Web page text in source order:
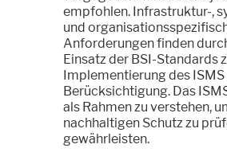
empfohlen. Infrastruktur-,
und
Anforderungen finden
Einsatz der BSI-Standards
Implementierung des
Berücksichtigung. Das
als Rahmen zu verstehen,
nachhaltigen Schutz zu
gewährleisten.